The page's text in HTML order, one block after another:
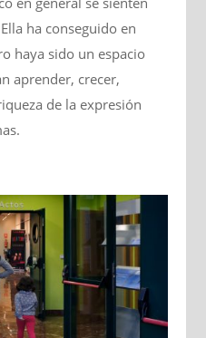
ha conseguido en
haya sido un espacio
aprender, crecer,
de la expresión